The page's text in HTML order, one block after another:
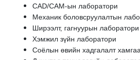
CAD/CAM-ын лаборатори
Механик боловсруулалтын
Ширээлт, гагнуурын лаборатори
Хэмжил зүйн лаборатори
Соёлын өвийн хадгалалт